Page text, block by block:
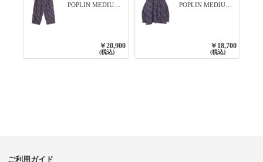
POPLIN MEDIUM
￥20,900
(税込)
POPLIN MEDIUM
3800NAVY BASE
￥18,700
(税込)
ご利用ガイド